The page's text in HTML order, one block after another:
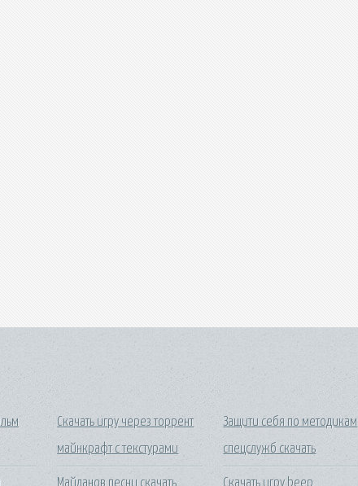
Скачать игру через торрент
майнкрафт с текстурами
Защити себя по методикам
спецслужб скачать